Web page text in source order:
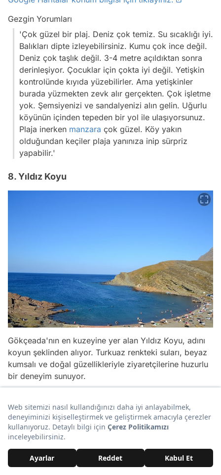
Gezgin Yorumları
'Çok güzel bir plaj. Deniz çok temiz. Su sıcaklığı iyi.
Balıkları dipte izleyebilirsiniz. Kumu çok ince değil.
Deniz çok taşlık değil. 3-4 metre açıldıktan sonra
derinleşiyor. Çocuklar için çokta iyi değil. Yetişkin
kontrolünde kıyıda yüzebilirler. Ama yetişkinler
burada yüzmekten zevk alır gerçekten. Çok işletme
yok. Şemsiyenizi ve sandalyenizi alın gelin. Uğurlu
köyünün içinden tepeden bir yol ile ulaşıyorsunuz.
Plaja inerken manzara çok güzel. Köy yakın
olduğundan keçiler plaja yanınıza inip sürpriz
yapabilir.'
8. Yıldız Koyu
Gökçeada'nın en kuzeyine yer alan Yıldız Koyu, adını
koyun şeklinden alıyor. Turkuaz renkteki suları, beyaz
kumsalı ve doğal güzellikleriyle ziyaretçilerine huzurlu
bir deneyim sunuyor.
Koyu'nda tüplü dalış yapma imkanı da bulabilirsiniz.
Öte yandan Yıldız Koyu, Mavi Koy ile birlikte Gökçeada
Sualtı Milli Parkı'nın bir parçası. Bu nedenle burada
zengin balık çeşitliliği dikkatinizi çekecektir.
Adres: 17760 Kaleköy, Gökçeada/
Çanakkale